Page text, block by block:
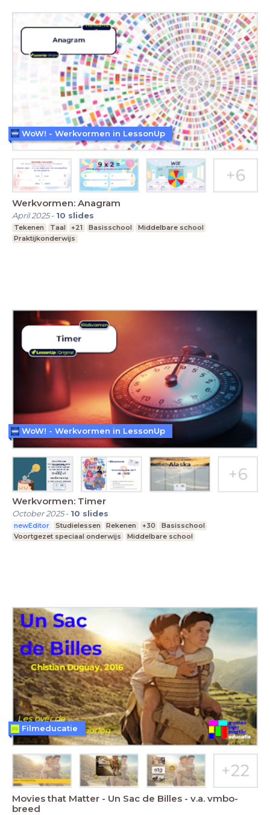
Werkvormen: Anagram
April 2025- 10 slides
Tekenen Taal +21 Basisschool
Middelbare school
Praktijkonderwijs
WoW! - Werkvormen in LessonUp
Werkvormen: Timer
October 2025- 10 slides
newEditor Studielessen Rekenen +30
Basisschool
Voortgezet speciaal onderwijs
Middelbare school
WoW! - Werkvormen in LessonUp
Movies that Matter - Un Sac de Billes - v.a. vmbo-
breed
Filmeducatie